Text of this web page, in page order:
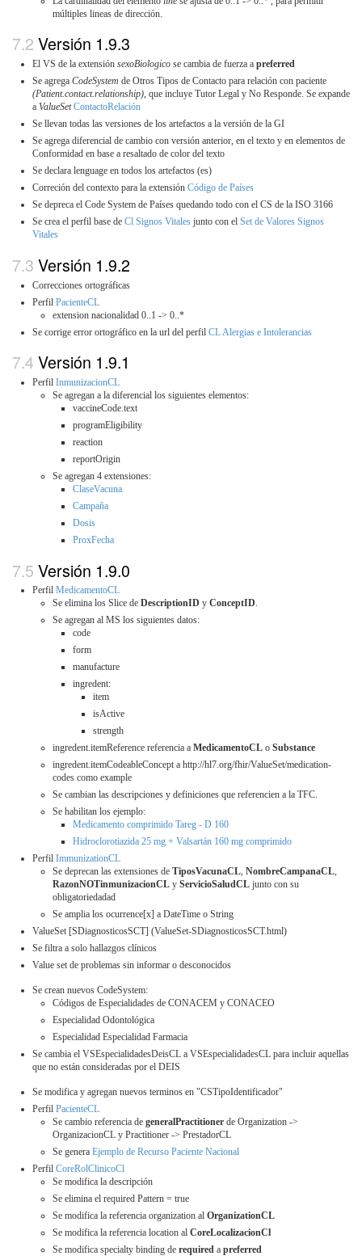
múltiples lineas de dirección.
Versión 1.9.3
El VS de la extensión sexoBiologico se cambia de fuerza a preferred
Se agrega CodeSystem de Otros Tipos de Contacto para relación con paciente
(Patient.contact.relationship), que incluye Tutor Legal y No Responde. Se expande
a ValueSet ContactoRelación
Se llevan todas las versiones de los artefactos a la versión de la GI
Se agrega diferencial de cambio con versión anterior, en el texto y en elementos de
Conformidad en base a resaltado de color del texto
Se declara lenguage en todos los artefactos (es)
Correción del contexto para la extensión Código de Países
Se depreca el Code System de Países quedando todo con el CS de la ISO 3166
Se crea el perfil base de Cl Signos Vitales junto con el Set de Valores Signos
Vitales
Versión 1.9.2
Correcciones ortográficas
Perfil PacienteCL
extension nacionalidad 0..1 -> 0..*
Se corrige error ortográfico en la url del perfil CL Alergias e Intolerancias
Versión 1.9.1
Perfil InmunizacionCL
Se agregan a la diferencial los siguientes elementos:
vaccineCode.text
programEligibility
reaction
reportOrigin
Se agregan 4 extensiones:
ClaseVacuna
Campaña
Dosis
ProxFecha
Versión 1.9.0
Perfil MedicamentoCL
Se elimina los Slice de DescriptionID y ConceptID.
Se agregan al MS los siguientes datos:
code
form
manufacture
ingredent:
item
isActive
strength
ingredent.itemReference referencia a MedicamentoCL o Substance
ingredent.itemCodeableConcept a http://hl7.org/fhir/ValueSet/medication-
codes como example
Se cambian las descripciones y definiciones que referencien a la TFC.
Se habilitan los ejemplo:
Medicamento comprimido Tareg - D 160
Hidroclorotiazida 25 mg + Valsartán 160 mg comprimido
Perfil ImmunizationCL
Se deprecan las extensiones de TiposVacunaCL, NombreCampanaCL,
RazonNOTinmunizacionCL y ServicioSaludCL junto con su
obligatoriedadad
Se amplia los ocurrence[x] a DateTime o String
ValueSet [SDiagnosticosSCT] (ValueSet-SDiagnosticosSCT.html)
Se filtra a solo hallazgos clínicos
Value set de problemas sin informar o desconocidos
Se crean nuevos CodeSystem:
Códigos de Especialidades de CONACEM y CONACEO
Especialidad Odontológica
Especialidad Especialidad Farmacia
Se cambia el VSEspecialidadesDeisCL a VSEspecialidadesCL para incluir aquellas
que no están consideradas por el DEIS
Se modifica y agregan nuevos terminos en "CSTipoIdentificador"
Perfil PacienteCL
Se cambio referencia de generalPractitioner de Organization ->
OrganizacionCL y Practitioner -> PrestadorCL
Se genera Ejemplo de Recurso Paciente Nacional
Perfil CoreRolClinicoCl
Se modifica la descripción
Se elimina el required Pattern = true
Se modifica la referencia organization al OrganizationCL
Se modifica la referencia location al CoreLocalizacionCl
Se modifica specialty binding de required a preferred